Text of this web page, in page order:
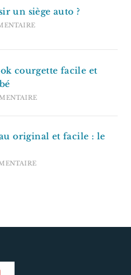
un siège auto ?
courgette facile et
original et facile : le